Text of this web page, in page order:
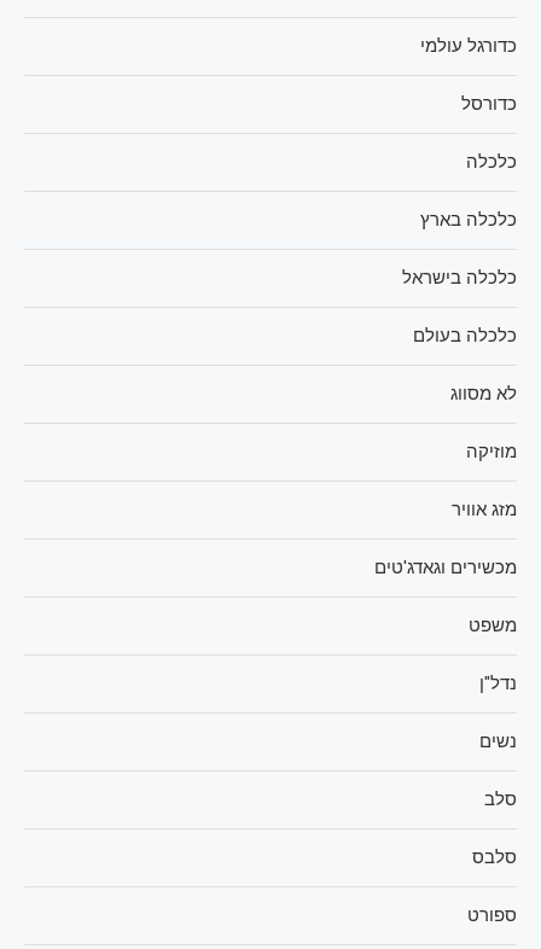
כדורגל עולמי
כדורסל
כלכלה
כלכלה בארץ
כלכלה בישראל
כלכלה בעולם
לא מסווג
מוזיקה
מזג אוויר
מכשירים וגאדג'טים
משפט
נדל"ן
נשים
סלב
סלבס
ספורט